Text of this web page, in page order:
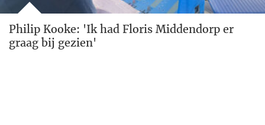
Philip Kooke: 'Ik had Floris Middendorp er
graag bij gezien'